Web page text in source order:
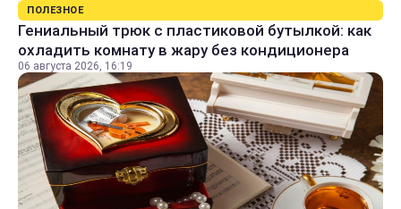
ПОЛЕЗНОЕ
Гениальный трюк с пластиковой бутылкой: как
охладить комнату в жару без кондиционера
06 августа 2026, 16:19